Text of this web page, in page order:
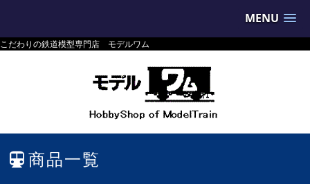
MENU
こだわりの鉄道模型専門店 モデルワム
商品一覧